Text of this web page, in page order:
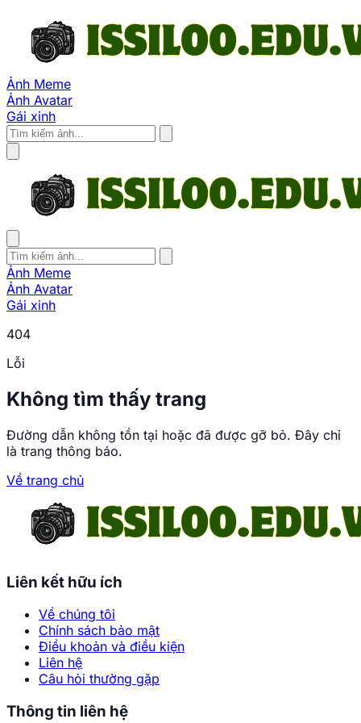
Ảnh Meme
Ảnh Avatar
Gái xinh
Ảnh Meme
Ảnh Avatar
Gái xinh
404
Lỗi
Không tìm thấy trang
Đường dẫn không tồn tại hoặc đã được gỡ bỏ. Đây chỉ
là trang thông báo.
Về trang chủ
Trang chủ
YUNA khiến fan không
thể rời mắt
Phạm Đức
Liên kết hữu ích
Về chúng tôi
Chính sách bảo mật
Điều khoản và điều kiện
Liên hệ
Câu hỏi thường gặp
Thông tin liên hệ